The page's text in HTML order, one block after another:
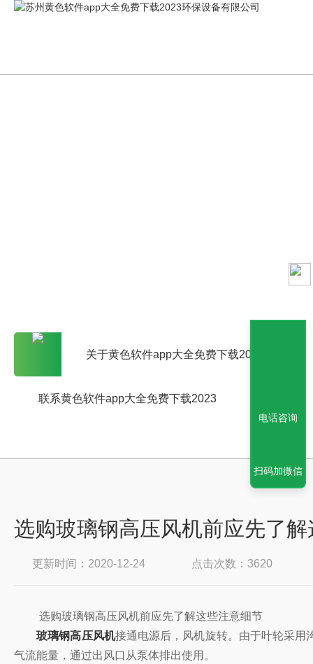
关于黄色软件app大全免费下载2023
联系黄色软件app大全免费下载2023
选购玻璃钢高压风机前应先了
更新时间：2020-12-24 点击次数：3620
选购玻璃钢高压风机前应先了解这些注意细节
玻璃钢高压风机接通电源后，风机旋转。由于叶轮
气流能量，通过出风口从泵体排出使用。
电话咨询
扫码加微信